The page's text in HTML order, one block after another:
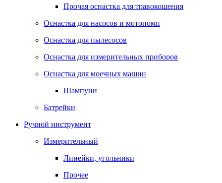
Прочая оснастка для травокошения
Оснастка для насосов и мотопомп
Оснастка для пылесосов
Оснастка для измерительных приборов
Оснастка для моечных машин
Шампуни
Батрейки
Ручной инструмент
Измерительный
Линейки, угольники
Прочее